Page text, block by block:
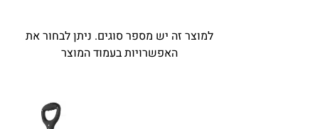
למוצר זה יש מספר סוגים. ניתן לבחור את
האפשרויות בעמוד המוצר